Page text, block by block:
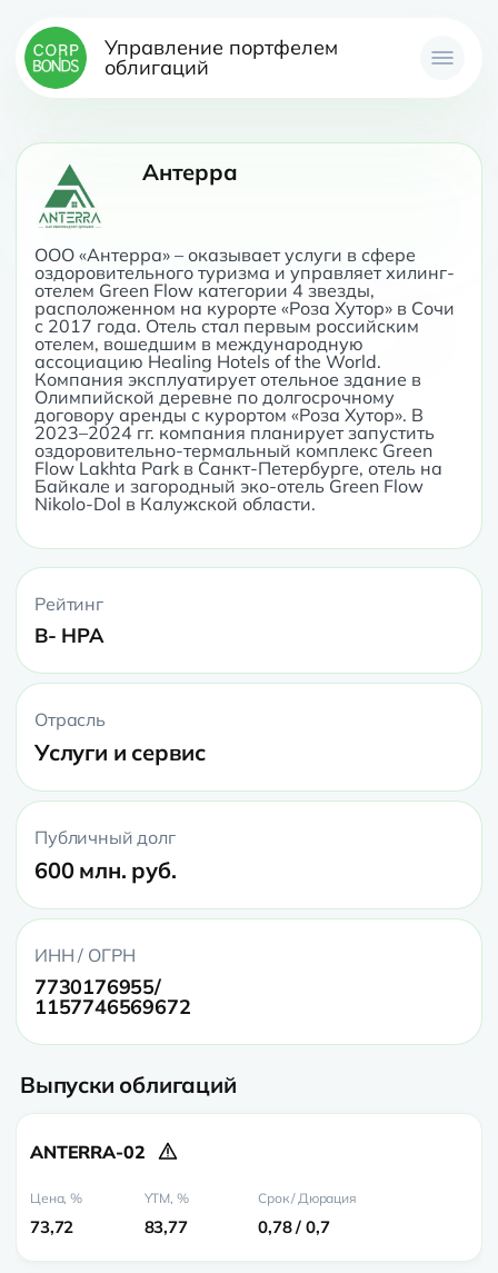
Управление портфелем
облигаций
Антерра
ООО «Антерра» – оказывает услуги в сфере
оздоровительного туризма и управляет хилинг-
отелем Green Flow категории 4 звезды,
расположенном на курорте «Роза Хутор» в Сочи
с 2017 года. Отель стал первым российским
отелем, вошедшим в международную
ассоциацию Healing Hotels of the World.
Компания эксплуатирует отельное здание в
Олимпийской деревне по долгосрочному
договору аренды с курортом «Роза Хутор». В
2023–2024 гг. компания планирует запустить
оздоровительно-термальный комплекс Green
Flow Lakhta Park в Санкт-Петербурге, отель на
Байкале и загородный эко-отель Green Flow
Nikolo-Dol в Калужской области.
Рейтинг
B- НРА
Отрасль
Услуги и сервис
Публичный долг
600 млн. руб.
ИНН / ОГРН
7730176955/
1157746569672
Выпуски облигаций
ANTERRA-02
73,72 83,77 0,78 / 0,7